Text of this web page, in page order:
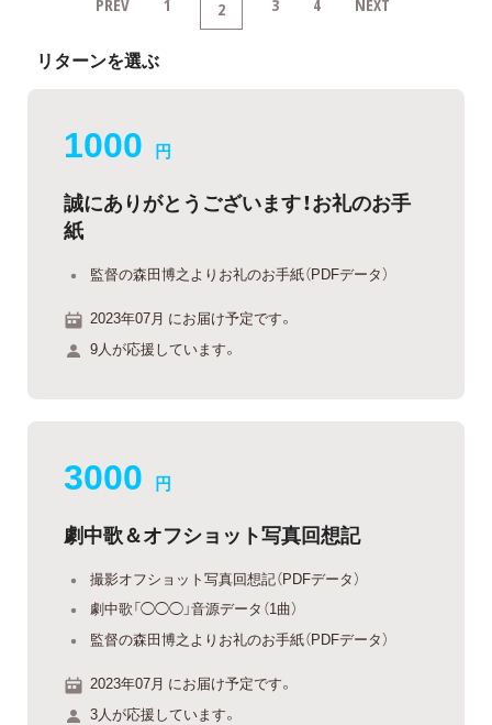
2
リターンを選ぶ
1000 円
誠にありがとうございます！お礼のお手
紙
監督の森田博之よりお礼のお手紙（PDFデータ）
2023年07月 にお届け予定です。
9人が応援しています。
3000 円
劇中歌＆オフショット写真回想記
撮影オフショット写真回想記（PDFデータ）
劇中歌「◯◯◯」音源データ（1曲）
監督の森田博之よりお礼のお手紙（PDFデータ）
2023年07月 にお届け予定です。
3人が応援しています。